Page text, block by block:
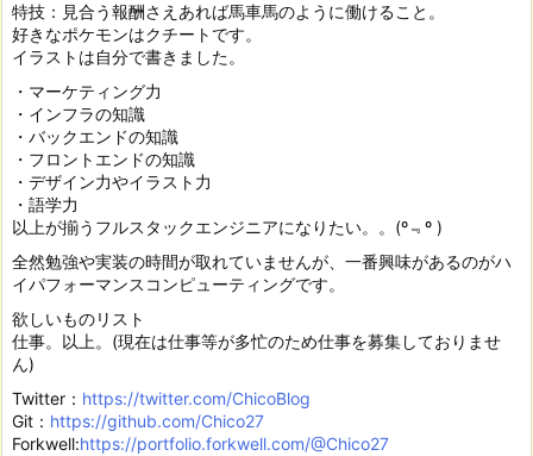
特技：見合う報酬さえあれば馬車馬のように働けること。
好きなポケモンはクチートです。
イラストは自分で書きました。
・マーケティング力
・インフラの知識
・バックエンドの知識
・フロントエンドの知識
・デザイン力やイラスト力
・語学力
以上が揃うフルスタックエンジニアになりたい。。(º﹃º )
全然勉強や実装の時間が取れていませんが、一番興味があるのがハ
イパフォーマンスコンピューティングです。
欲しいものリスト
仕事。以上。(現在は仕事等が多忙のため仕事を募集しておりませ
ん)
Twitter： https://twitter.com/ChicoBlog
Git： https://github.com/Chico27
Forkwell:https://portfolio.forkwell.com/@Chico27